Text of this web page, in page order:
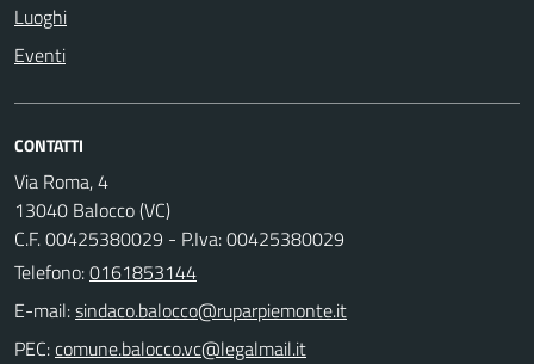
Luoghi
Eventi
CONTATTI
Via Roma, 4
13040 Balocco (VC)
C.F. 00425380029 - P.Iva: 00425380029
Telefono:0161853144
E-mail:
PEC: